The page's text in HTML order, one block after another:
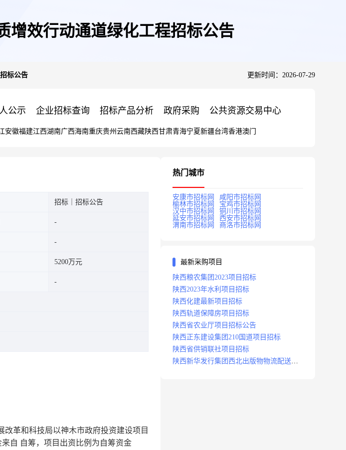
增效行动通道绿化工程招标公告
标公告 更新时间：2026-07-29
公示 企业招标查询 招标产品分析 政府采购 公共资源交易中心
安徽福建江西湖南广西海南重庆贵州 云南西藏陕西甘肃青海宁夏新疆台湾香港澳门
招标｜招标公告
5200万元
改革和科技局以神木市政府投资建设项目
自 自筹，项目出资比例为自筹资金
热门城市
安康市招标网
咸阳市招标网
榆林市招标网
宝鸡市招标网
汉中市招标网
铜川市招标网
延安市招标网
西安市招标网
渭南市招标网
商洛市招标网
最新采购项目
陕西粮农集团2023项目招标
陕西2023年水利项目招标
陕西化建最新项目招标
陕西轨道保障房项目招标
陕西省农业厅项目招标公告
陕西正东建设集团210国道项目招标
陕西省供销联社项目招标
陕西新华发行集团西北出版物物流配送中